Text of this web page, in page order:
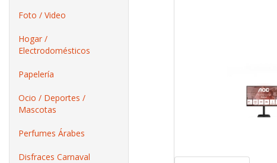
Foto / Video
Hogar /
Electrodomésticos
Papelería
Ocio / Deportes /
Mascotas
Perfumes Árabes
Disfraces Carnaval